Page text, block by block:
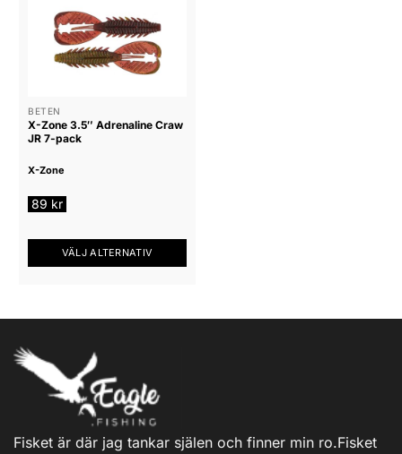
BETEN
X-Zone 3.5″ Adrenaline Craw
JR 7-pack
X-Zone
89 kr
VÄLJ ALTERNATIV
flera
varianter.
alternativen
kan
Fisket är där jag tankar själen och finner min ro.Fisket